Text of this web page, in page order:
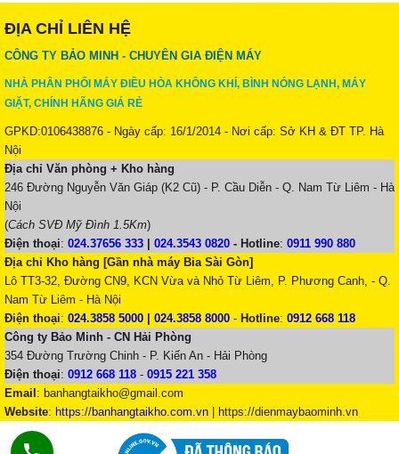
ĐỊA CHỈ LIÊN HỆ
CÔNG TY BẢO MINH - CHUYÊN GIA ĐIỆN MÁY
NHÀ PHÂN PHỐI MÁY ĐIỀU HÒA KHÔNG KHÍ, BÌNH NÓNG LẠNH, MÁY
GIẶT, CHÍNH HÃNG GIÁ RẺ
GPKD:0106438876 - Ngày cấp: 16/1/2014 - Nơi cấp: Sở KH & ĐT TP. Hà
Nội
Địa chỉ Văn phòng + Kho hàng
246 Đường Nguyễn Văn Giáp (K2 Cũ) - P. Cầu Diễn - Q. Nam Từ Liêm - Hà
Nội
(Cách SVĐ Mỹ Đình 1.5Km)
Điện thoại: 024.37656 333 024.3543 0820 - Hotline: 0911 990 880
Địa chỉ Kho hàng [Gần nhà máy Bia Sài Gòn]
Lô TT3-32, Đường CN9, KCN Vừa và Nhỏ Từ Liêm, P. Phương Canh, - Q.
Nam Từ Liêm - Hà Nội
Điện thoại: 024.3858 5000 024.3858 8000 - Hotline: 0912 668 118
Công ty Bảo Minh - CN Hải Phòng
354 Đường Trường Chinh - P. Kiến An - Hải Phòng
Điện thoại: 0912 668 118 - 0915 221 358
Email : banhangtaikho@gmail.com
Website: https://banhangtaikho.com.vn | https://dienmaybaominh.vn